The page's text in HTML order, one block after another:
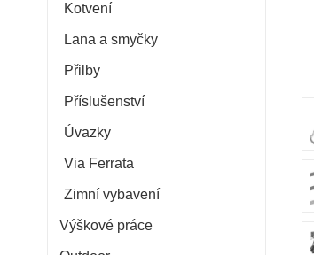
Kotvení
Lana a smyčky
Přilby
Příslušenství
Úvazky
Via Ferrata
Zimní vybavení
Výškové práce